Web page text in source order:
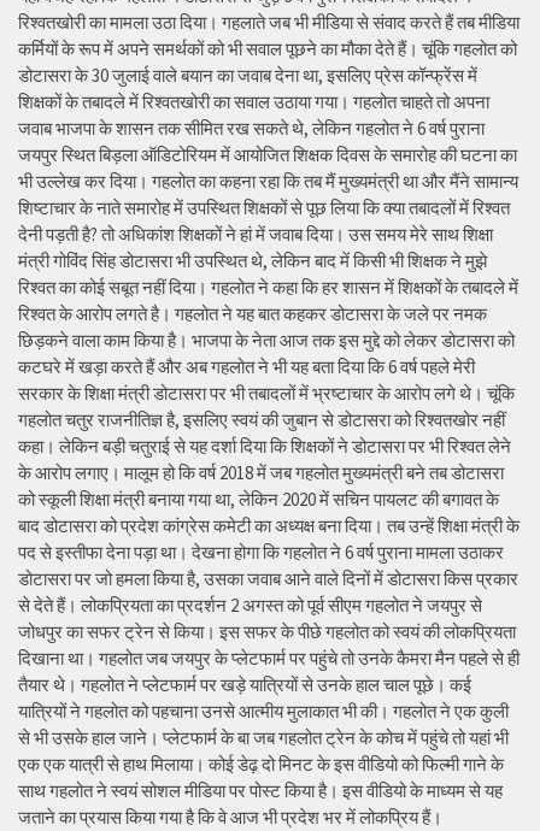
रिश्वतखोरी का मामला उठा दिया। गहलाते जब भी मीडिया से संवाद करते हैं तब मीडिया
कर्मियों के रूप में अपने समर्थकों को भी सवाल पूछने का मौका देते हैं। चूंकि गहलोत को
डोटासरा के 30 जुलाई वाले बयान का जवाब देना था, इसलिए प्रेस कॉन्फ्रेंस में
शिक्षकों के तबादले में रिश्वतखोरी का सवाल उठाया गया। गहलोत चाहते तो अपना
जवाब भाजपा के शासन तक सीमित रख सकते थे, लेकिन गहलोत ने 6 वर्ष पुराना
जयपुर स्थित बिड़ला ऑडिटोरियम में आयोजित शिक्षक दिवस के समारोह की घटना का
भी उल्लेख कर दिया। गहलोत का कहना रहा कि तब मैं मुख्यमंत्री था और मैंने सामान्य
शिष्टाचार के नाते समारोह में उपस्थित शिक्षकों से पूछ लिया कि क्या तबादलों में रिश्वत
देनी पड़ती है? तो अधिकांश शिक्षकों ने हां में जवाब दिया। उस समय मेरे साथ शिक्षा
मंत्री गोविंद सिंह डोटासरा भी उपस्थित थे, लेकिन बाद में किसी भी शिक्षक ने मुझे
रिश्वत का कोई सबूत नहीं दिया। गहलोत ने कहा कि हर शासन में शिक्षकों के तबादले में
रिश्वत के आरोप लगते है। गहलोत ने यह बात कहकर डोटासरा के जले पर नमक
छिड़कने वाला काम किया है। भाजपा के नेता आज तक इस मुद्दे को लेकर डोटासरा को
कटघरे में खड़ा करते हैं और अब गहलोत ने भी यह बता दिया कि 6 वर्ष पहले मेरी
सरकार के शिक्षा मंत्री डोटासरा पर भी तबादलों में भ्रष्टाचार के आरोप लगे थे। चूंकि
गहलोत चतुर राजनीतिज्ञ है, इसलिए स्वयं की जुबान से डोटासरा को रिश्वतखोर नहीं
कहा। लेकिन बड़ी चतुराई से यह दर्शा दिया कि शिक्षकों ने डोटासरा पर भी रिश्वत लेने
के आरोप लगाए। मालूम हो कि वर्ष 2018 में जब गहलोत मुख्यमंत्री बने तब डोटासरा
को स्कूली शिक्षा मंत्री बनाया गया था, लेकिन 2020 में सचिन पायलट की बगावत के
बाद डोटासरा को प्रदेश कांग्रेस कमेटी का अध्यक्ष बना दिया। तब उन्हें शिक्षा मंत्री के
पद से इस्तीफा देना पड़ा था। देखना होगा कि गहलोत ने 6 वर्ष पुराना मामला उठाकर
डोटासरा पर जो हमला किया है, उसका जवाब आने वाले दिनों में डोटासरा किस प्रकार
से देते हैं। लोकप्रियता का प्रदर्शन 2 अगस्त को पूर्व सीएम गहलोत ने जयपुर से
जोधपुर का सफर ट्रेन से किया। इस सफर के पीछे गहलोत को स्वयं की लोकप्रियता
दिखाना था। गहलोत जब जयपुर के प्लेटफार्म पर पहुंचे तो उनके कैमरा मैन पहले से ही
तैयार थे। गहलोत ने प्लेटफार्म पर खड़े यात्रियों से उनके हाल चाल पूछे। कई
यात्रियों ने गहलोत को पहचाना उनसे आत्मीय मुलाकात भी की। गहलोत ने एक कुली
से भी उसके हाल जाने। प्लेटफार्म के बा जब गहलोत ट्रेन के कोच में पहुंचे तो यहां भी
एक एक यात्री से हाथ मिलाया। कोई डेढ़ दो मिनट के इस वीडियो को फिल्मी गाने के
साथ गहलोत ने स्वयं सोशल मीडिया पर पोस्ट किया है। इस वीडियो के माध्यम से यह
जताने का प्रयास किया गया है कि वे आज भी प्रदेश भर में लोकप्रिय हैं।